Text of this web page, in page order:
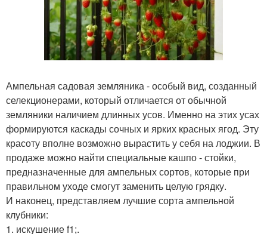
Ампельная садовая земляника - особый вид, созданный
селекционерами, который отличается от обычной
земляники наличием длинных усов. Именно на этих усах
формируются каскады сочных и ярких красных ягод. Эту
красоту вполне возможно вырастить у себя на лоджии. В
продаже можно найти специальные кашпо - стойки,
предназначенные для ампельных сортов, которые при
правильном уходе смогут заменить целую грядку.
И наконец, представляем лучшие сорта ампельной
клубники:
1. искушение f1;.